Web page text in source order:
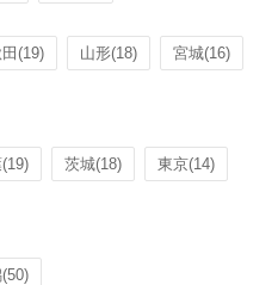
田(19) 山形(18) 宮城(16)
(19) 茨城(18) 東京(14)
(50)